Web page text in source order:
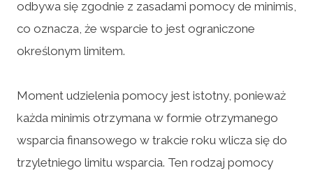
odbywa się zgodnie z zasadami pomocy de minimis,
co oznacza, że wsparcie to jest ograniczone
określonym limitem.
Moment udzielenia pomocy jest istotny, ponieważ
każda minimis otrzymana w formie otrzymanego
wsparcia finansowego w trakcie roku wlicza się do
trzyletniego limitu wsparcia. Ten rodzaj pomocy